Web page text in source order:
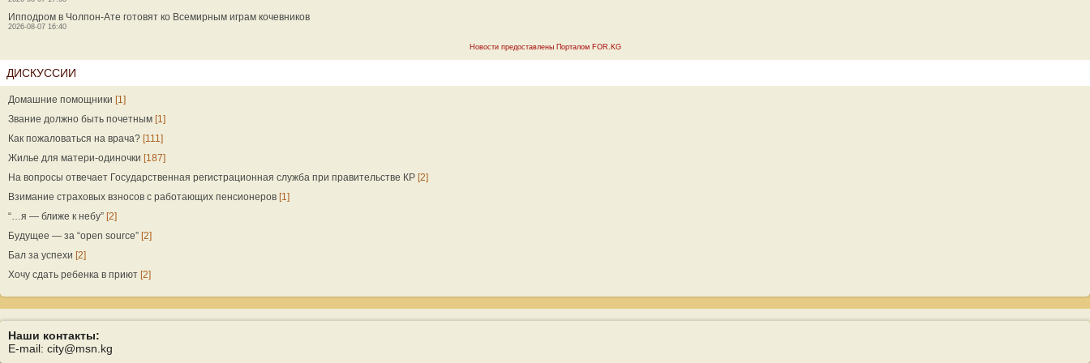
Ипподром в Чолпон-Ате готовят ко Всемирным играм кочевников
2026-08-07 16:40
Новости предоставлены Порталом FOR.KG
ДИСКУССИИ
Домашние помощники [1]
Звание должно быть почетным [1]
Как пожаловаться на врача? [111]
Жилье для матери-одиночки [187]
На вопросы отвечает Государственная регистрационная служба при правительстве КР [2]
Взимание страховых взносов с работающих пенсионеров [1]
“…я — ближе к небу” [2]
Будущее — за “open source” [2]
Бал за успехи [2]
Хочу сдать ребенка в приют [2]
Наши контакты:
E-mail: city@msn.kg